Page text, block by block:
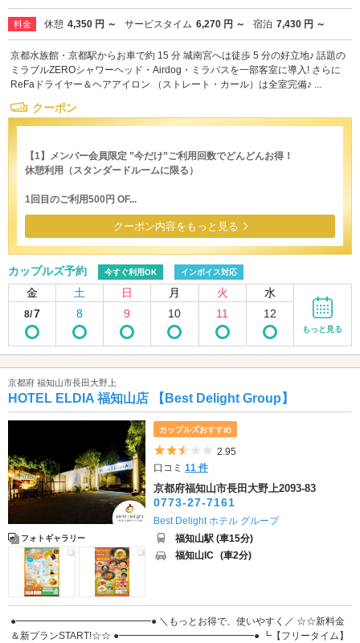
料金 休憩 4,350 円 ～ サービスタイム 6,270 円 ～ 宿泊 7,430 円 ～
京都水族館・京都駅からお車で約 15 分 城南宮へは徒歩 5 分の好立地♪ 話題の
ミラブルZEROシャワーヘッド・Airdog・ミラバスを一部客室に導入! さらに
ReFaドライヤー＆ヘアアイロン （ストレート・カール）は全室完備♪ ...
クーポン
【1】メンバー会員限定 ”今だけ”ご利用回数でどんどんお得！
休憩利用（スタンダードルームに限る）
1回目のご利用500円 OF...
クーポン内容をもっと見る
カップルズ予約 今すぐ利用OK インボイス対応
金 土 日 月 火 水
8/7 8 9 10 11 12
もっと見る
京都府 福知山市長田大野上
HOTEL ELDIA 福知山店 【Best Delight Group】
フォトギャラリー
カップルズおすすめ
5つ星のうち2.5
2.95
口コミ11 件
京都府福知山市長田大野上2093-83
0773-27-7161
Best Delight ホテル グループ
福知山駅 (車15分)
福知山IC (車2分)
●━━━━━━━━━━━━━━● ＼もっとお得で、使いやすく／ ☆☆新料金
＆新プランSTART!☆☆ ●━━━━━━━━━━━━━━● ┗【フリータイム】